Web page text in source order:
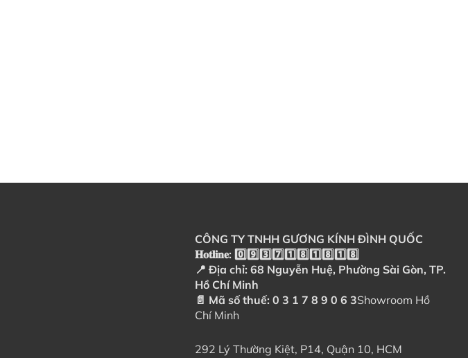
CÔNG TY TNHH GƯƠNG KÍNH ĐÌNH QUỐC
𝐇𝐨𝐭𝐥𝐢𝐧𝐞: 0️⃣9️⃣3️⃣7️⃣1️⃣8️⃣1️⃣8️⃣1️⃣8️⃣
📍 Địa chỉ: 68 Nguyễn Huệ, Phường Sài Gòn, TP.
Hồ Chí Minh
📄 Mã số thuế: 0 3 1 7 8 9 0 6 3Showroom Hồ
Chí Minh
292 Lý Thường Kiệt, P14, Quận 10, HCM